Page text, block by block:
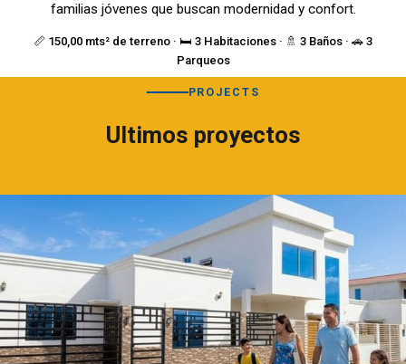
📏 150,00 mts² de terreno · 🛏️ 3 Habitaciones · 🚿 3 Baños · 🚗 3
Parqueos
familias jóvenes que buscan modernidad y confort.
PROJECTS
Ultimos proyectos